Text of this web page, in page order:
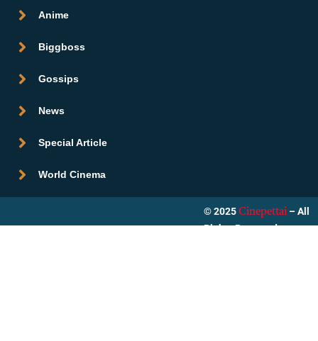
Anime
Biggboss
Gossips
News
Special Article
World Cinema
© 2025 Cinepettai – All
Rights Reserved